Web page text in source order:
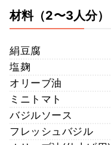
材料（2〜3人分）
絹豆腐
塩麹
オリーブ油
ミニトマト
バジルソース
フレッシュバジル